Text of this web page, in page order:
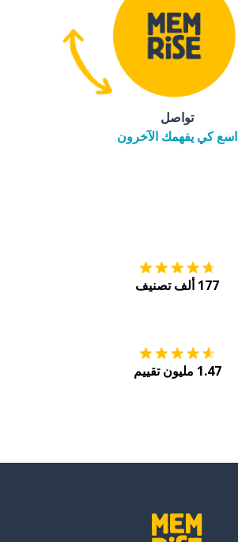
تواصل
اسع كي يفهمك الآخرون
177 ألف تصنيف
1.47 مليون تقييم